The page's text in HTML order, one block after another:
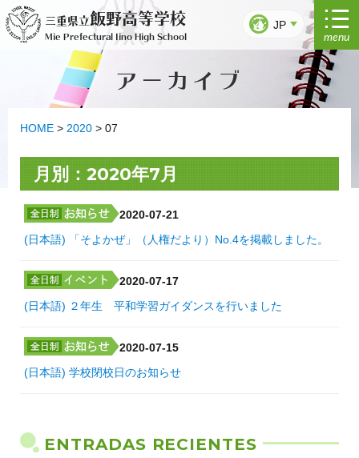
al
contenido
三重県立飯野高等学校
Mie Prefectural Iino High School
JP
menu
アーカイブ
HOME > 2020 > 07
月別：2020年7月
2020-07-21
(日本語) 「そよかぜ」（人権だより）No.4を掲載しました。
2020-07-17
(日本語) ２年生 平和学習ガイダンスを行いました
2020-07-15
(日本語) 学校閉校日のお知らせ
ENTRADAS RECIENTES